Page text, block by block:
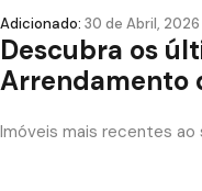
Adicionado: 30 de Abril, 2026
Descubra os
Arrendamento
Imóveis mais recentes ao